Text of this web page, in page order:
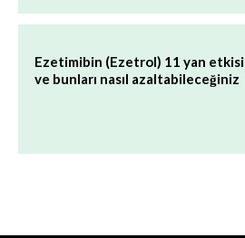
Ezetimibin (Ezetrol) 11 yan etkisi
ve bunları nasıl azaltabileceğiniz